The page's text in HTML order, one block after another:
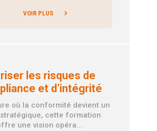
VOIR PLUS
les risques de
et d’intégrité
où la conformité devient un
cette formation
une vision opéra...